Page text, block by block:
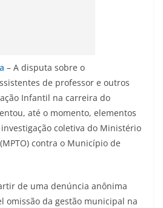
– A disputa sobre o
de professor e outros
Infantil na carreira do
até o momento, elementos
coletiva do Ministério
contra o Município de
de uma denúncia anônima
omissão da gestão municipal na